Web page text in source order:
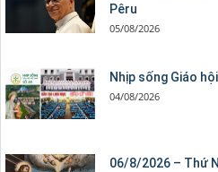
Pêru
05/08/2026
Nhịp sống Giáo
04/08/2026
06/8/2026 – Thứ